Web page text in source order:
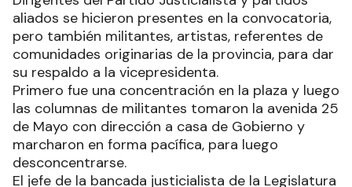
aliados se hicieron presentes en la convocatoria,
pero también militantes, artistas, referentes de
comunidades originarias de la provincia, para dar
su respaldo a la vicepresidenta.
Primero fue una concentración en la plaza y luego
las columnas de militantes tomaron la avenida 25
de Mayo con dirección a casa de Gobierno y
marcharon en forma pacífica, para luego
desconcentrarse.
El jefe de la bancada justicialista de la Legislatura